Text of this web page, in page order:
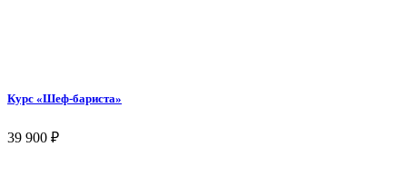
Курс «Шеф-бариста»
39 900 ₽